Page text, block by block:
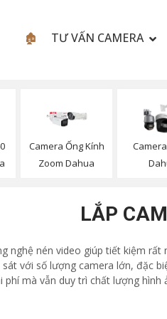
🏚 TƯ VẤN CAMERA
Camera Ống Kính
Zoom Dahua
LẮP
nghệ nén video giúp tiết kiệm
với số lượng camera lớn, đặc
mà vẫn duy trì chất lượng hình